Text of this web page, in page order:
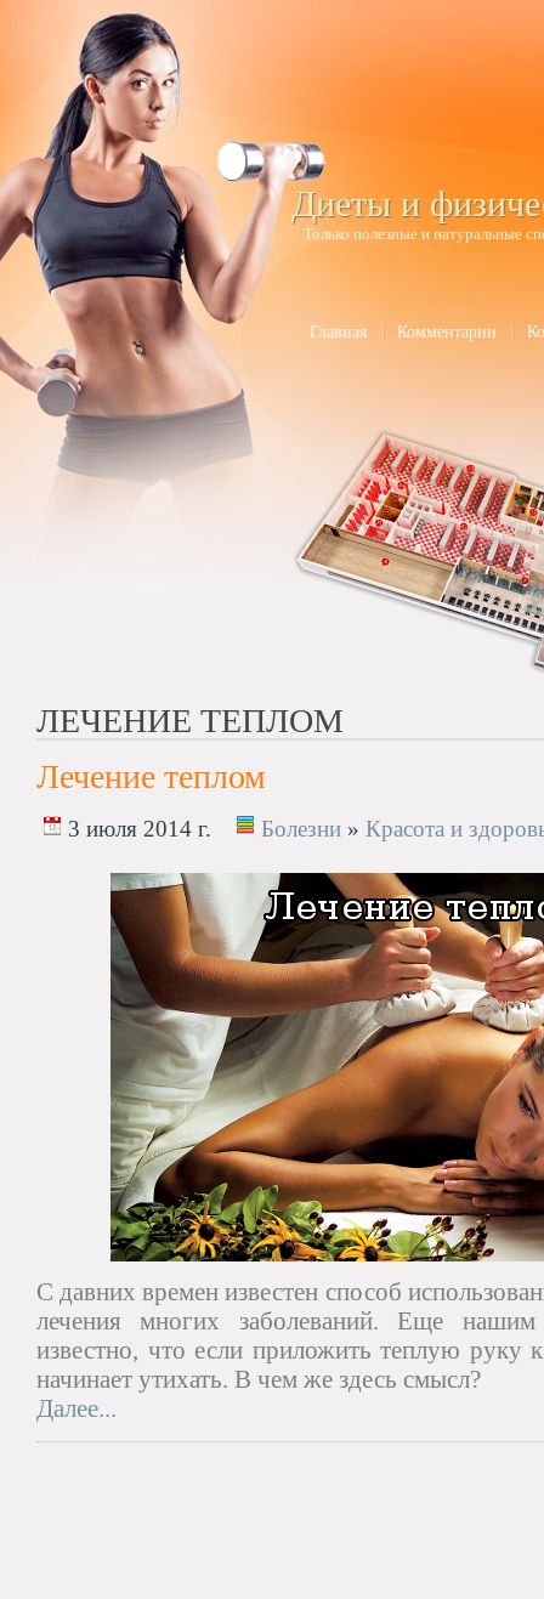
Диеты и
Только полезные и натуральные
Главная Комментарии
ЛЕЧЕНИЕ ТЕПЛОМ
Лечение теплом
3 июля 2014 г. Болезни » Красота и
С давних времен известен способ
лечения многих заболеваний. Еще
известно, что если приложить теплую руку
начинает утихать. В чем же здесь смысл?
Далее...